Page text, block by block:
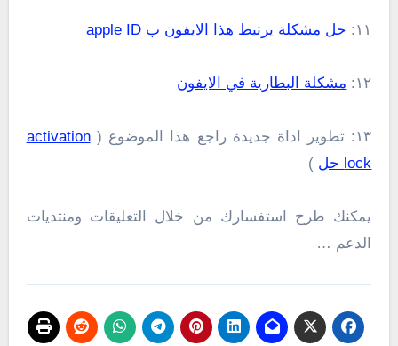
١١: حل مشكلة يرتبط هذا الايفون ب apple ID
١٢: مشكلة البطارية في الايفون
١٣: تطوير اداة جديدة راجع هذا الموضوع (
activation
lock حل
)
يمكنك طرح استفسارك من خلال التعليقات ومنتديات
الدعم …